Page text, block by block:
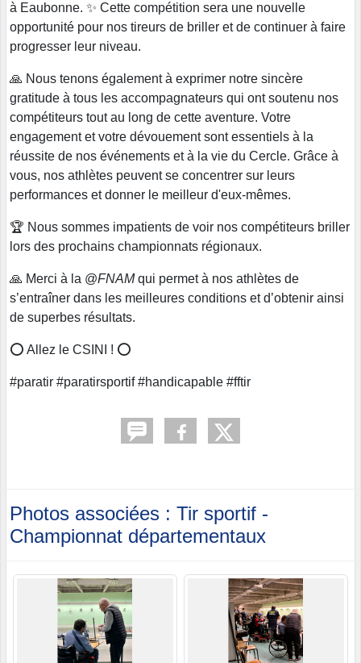
à Eaubonne. ✨ Cette compétition sera une nouvelle
opportunité pour nos tireurs de briller et de continuer à faire
progresser leur niveau.
🙏 Nous tenons également à exprimer notre sincère
gratitude à tous les accompagnateurs qui ont soutenu nos
compétiteurs tout au long de cette aventure. Votre
engagement et votre dévouement sont essentiels à la
réussite de nos événements et à la vie du Cercle. Grâce à
vous, nos athlètes peuvent se concentrer sur leurs
performances et donner le meilleur d'eux-mêmes.
🏆 Nous sommes impatients de voir nos compétiteurs briller
lors des prochains championnats régionaux.
🙏 Merci à la @FNAMqui permet à nos athlètes de
s’entraîner dans les meilleures conditions et d’obtenir ainsi
de superbes résultats.
⭕️ Allez le CSINI ! ⭕️
#paratir #paratirsportif #handicapable #fftir
Photos associées : Tir sportif -
Championnat départementaux